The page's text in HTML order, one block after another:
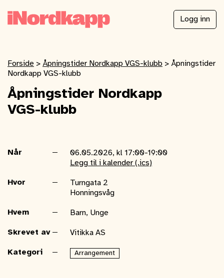
Logg inn
Forside > Åpningstider Nordkapp VGS-klubb > Åpningstider
Nordkapp VGS-klubb
Åpningstider Nordkapp
VGS-klubb
Når
06.05.2026, kl 17:00-19:00
Legg til i kalender (.ics)
Hvor
Turngata 2
Honningsvåg
Hvem Barn, Unge
Skrevet av Vitikka AS
Kategori Arrangement